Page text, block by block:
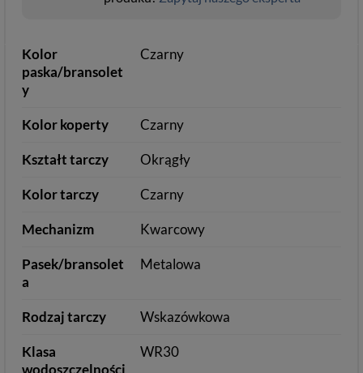
Kolor
paska/bransolet
y
Czarny
Kolor koperty Czarny
Kształt tarczy Okrągły
Kolor tarczy Czarny
Mechanizm Kwarcowy
Pasek/bransolet
a
Metalowa
Rodzaj tarczy Wskazówkowa
Klasa
wodoszczelności
WR30